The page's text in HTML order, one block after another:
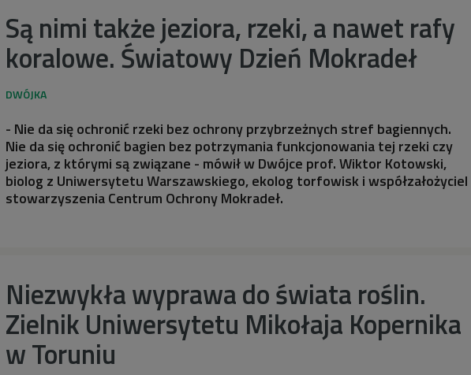
Są nimi także jeziora, rzeki, a nawet rafy
koralowe. Światowy Dzień Mokradeł
- Nie da się ochronić rzeki bez ochrony przybrzeżnych stref bagiennych.
Nie da się ochronić bagien bez potrzymania funkcjonowania tej rzeki czy
jeziora, z którymi są związane - mówił w Dwójce prof. Wiktor Kotowski,
biolog z Uniwersytetu Warszawskiego, ekolog torfowisk i współzałożyciel
stowarzyszenia Centrum Ochrony Mokradeł.
Niezwykła wyprawa do świata roślin.
Zielnik Uniwersytetu Mikołaja Kopernika
w Toruniu